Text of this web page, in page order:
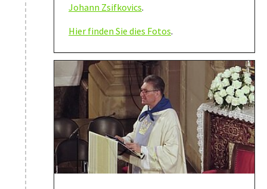
Johann Zsifkovics.
Hier finden Sie dies Fotos.